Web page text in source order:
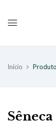
Início
Sêneca